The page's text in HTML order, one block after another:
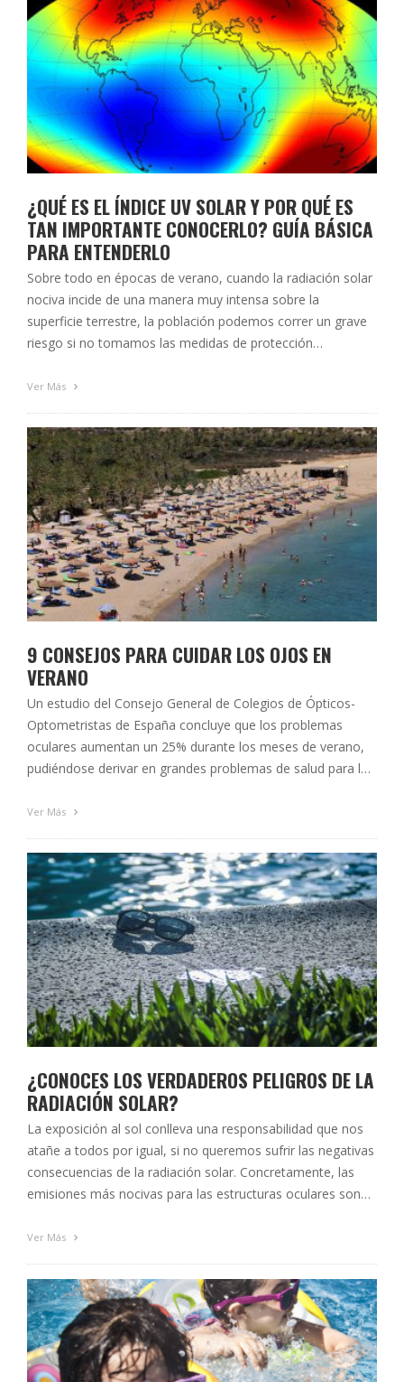
¿QUÉ ES EL ÍNDICE UV SOLAR Y POR QUÉ ES
TAN IMPORTANTE CONOCERLO? GUÍA BÁSICA
PARA ENTENDERLO
Sobre todo en épocas de verano, cuando la radiación solar
nociva incide de una manera muy intensa sobre la
superficie terrestre, la población podemos correr un grave
riesgo si no tomamos las medidas de protección
Optometristas de Andalucía queremos subrayar la
Ver Más
9 CONSEJOS PARA CUIDAR LOS OJOS EN
VERANO
Un estudio del Consejo General de Colegios de Ópticos-
Optometristas de España concluye que los problemas
oculares aumentan un 25% durante los meses de verano,
pudiéndose derivar en grandes problemas de salud para los
nuestros ojos en esta época del año, ya sea en la ciudad, la
Ver Más
¿CONOCES LOS VERDADEROS PELIGROS DE LA
RADIACIÓN SOLAR?
La exposición al sol conlleva una responsabilidad que nos
atañe a todos por igual, si no queremos sufrir las negativas
consecuencias de la radiación solar. Concretamente, las
emisiones más nocivas para las estructuras oculares son
afectado en el momento de la exposición con daños
Ver Más